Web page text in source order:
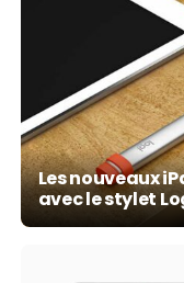
Les nouveaux
avec le stylet